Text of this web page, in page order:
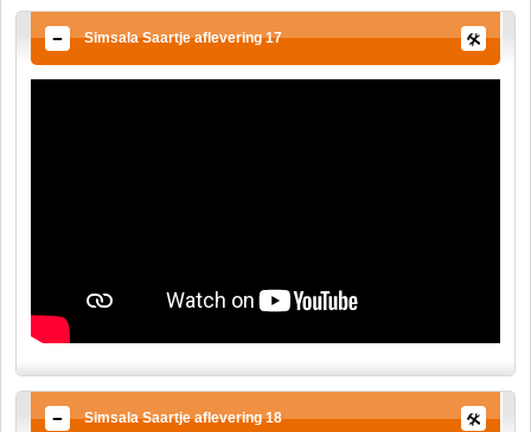
Simsala Saartje aflevering 17
Simsala Saartje aflevering 18